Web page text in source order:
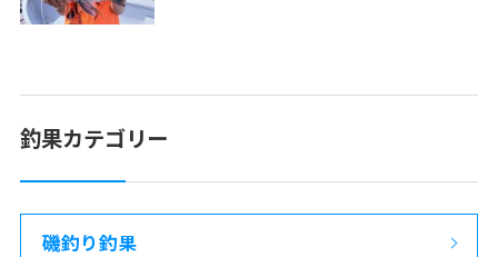
釣果カテゴリー
磯釣り釣果